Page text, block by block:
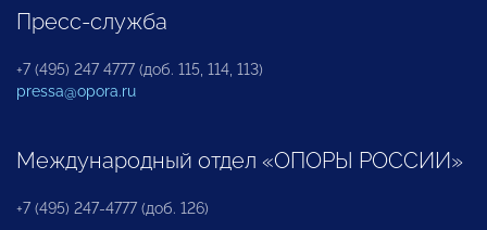
Пресс-служба
+7 (495) 247 4777 (доб. 115, 114, 113)
pressa@opora.ru
Международный отдел «ОПОРЫ РОССИИ»
+7 (495) 247-4777 (доб. 126)